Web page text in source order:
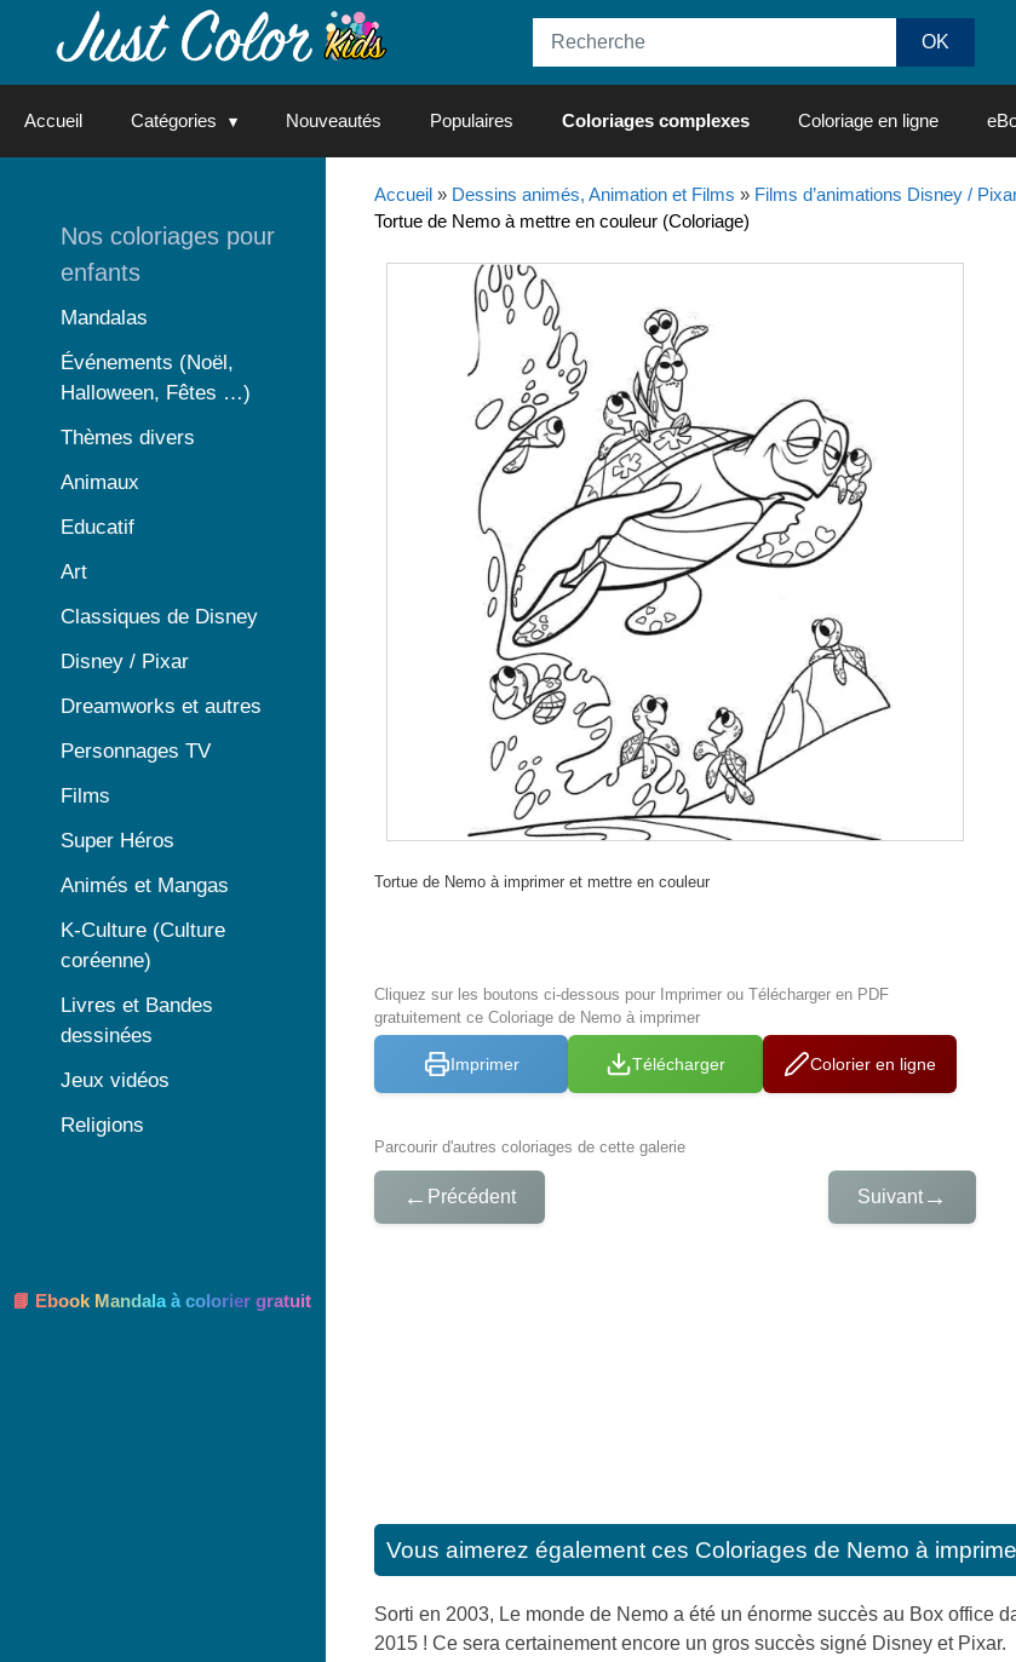
Accueil Catégories Nouveautés Populaires Coloriages complexes Coloriage en ligne
Accueil» Dessins animés, Animation et Films » Films d’animations Disney /
Tortue de Nemo à mettre en couleur (Coloriage)
Tortue de Nemo à imprimer et mettre en couleur
Cliquez sur les boutons ci-dessous pour Imprimer ou Télécharger en PDF
gratuitement ce Coloriage de Nemo à imprimer
Imprimer Télécharger Colorier en ligne
Parcourir d'autres coloriages de cette galerie
← Précédent Suivant→
Vous aimerez également ces Coloriages de Nemo à
Sorti en 2003, Le monde de Nemo a été un énorme succès au Box office
2015 ! Ce sera certainement encore un gros succès signé Disney et Pixar.
Nos coloriages pour
enfants
Mandalas
Événements (Noël,
Halloween, Fêtes …)
Thèmes divers
Animaux
Educatif
Art
Classiques de Disney
Disney / Pixar
Dreamworks et autres
Personnages TV
Films
Super Héros
Animés et Mangas
K-Culture (Culture
coréenne)
Livres et Bandes
dessinées
Jeux vidéos
Religions
📘 Ebook Mandala à colorier gratuit